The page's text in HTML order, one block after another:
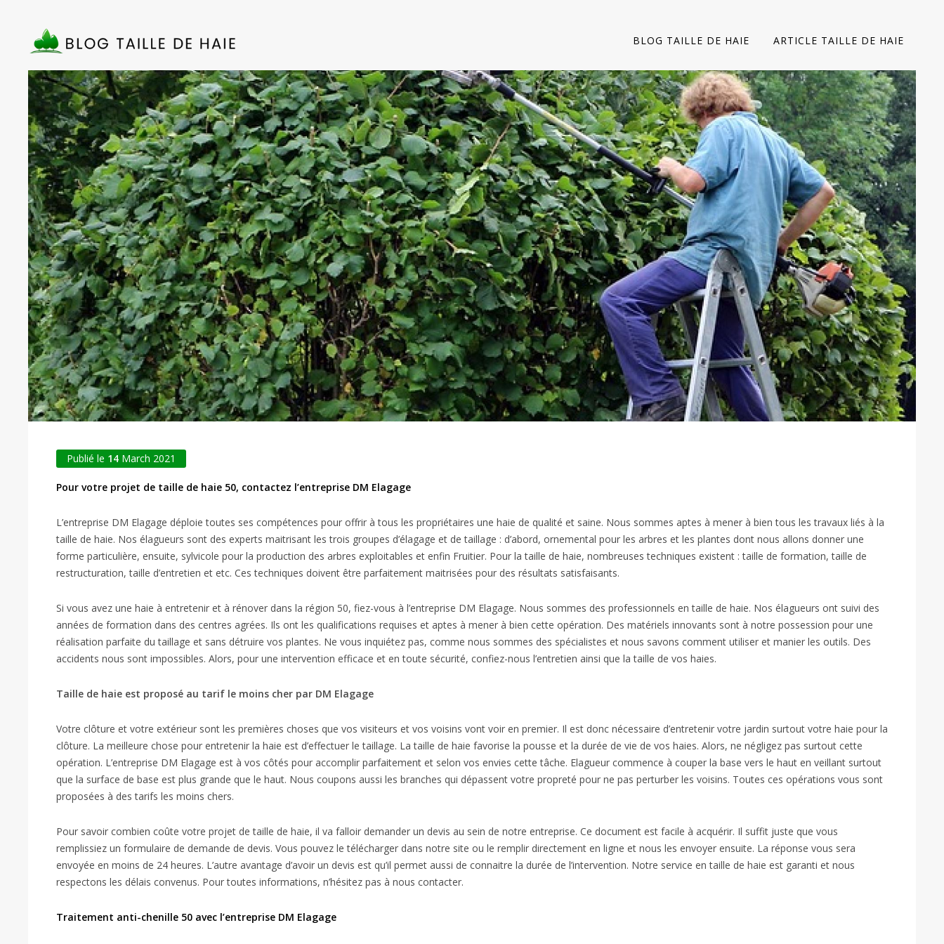
BLOG TAILLE DE HAIE ARTICLE TAILLE DE HAIE
Publié le 14 March 2021
Pour votre projet de taille de haie 50, contactez l’entreprise DM Elagage
L’entreprise DM Elagage déploie toutes ses compétences pour offrir à tous les propriétaires une haie de qualité et saine. Nous sommes aptes à mener à bien tous les travaux liés à la
taille de haie. Nos élagueurs sont des experts maitrisant les trois groupes d’élagage et de taillage : d’abord, ornemental pour les arbres et les plantes dont nous allons donner une
forme particulière, ensuite, sylvicole pour la production des arbres exploitables et enfin Fruitier. Pour la taille de haie, nombreuses techniques existent : taille de formation, taille de
restructuration, taille d’entretien et etc. Ces techniques doivent être parfaitement maitrisées pour des résultats satisfaisants.
Si vous avez une haie à entretenir et à rénover dans la région 50, fiez-vous à l’entreprise DM Elagage. Nous sommes des professionnels en taille de haie. Nos élagueurs ont suivi des
années de formation dans des centres agrées. Ils ont les qualifications requises et aptes à mener à bien cette opération. Des matériels innovants sont à notre possession pour une
réalisation parfaite du taillage et sans détruire vos plantes. Ne vous inquiétez pas, comme nous sommes des spécialistes et nous savons comment utiliser et manier les outils. Des
accidents nous sont impossibles. Alors, pour une intervention efficace et en toute sécurité, confiez-nous l’entretien ainsi que la taille de vos haies.
Taille de haie est proposé au tarif le moins cher par DM Elagage
Votre clôture et votre extérieur sont les premières choses que vos visiteurs et vos voisins vont voir en premier. Il est donc nécessaire d’entretenir votre jardin surtout votre haie pour la
clôture. La meilleure chose pour entretenir la haie est d’effectuer le taillage. La taille de haie favorise la pousse et la durée de vie de vos haies. Alors, ne négligez pas surtout cette
opération. L’entreprise DM Elagage est à vos côtés pour accomplir parfaitement et selon vos envies cette tâche. Elagueur commence à couper la base vers le haut en veillant surtout
que la surface de base est plus grande que le haut. Nous coupons aussi les branches qui dépassent votre propreté pour ne pas perturber les voisins. Toutes ces opérations vous sont
proposées à des tarifs les moins chers.
Pour savoir combien coûte votre projet de taille de haie, il va falloir demander un devis au sein de notre entreprise. Ce document est facile à acquérir. Il suffit juste que vous
remplissiez un formulaire de demande de devis. Vous pouvez le télécharger dans notre site ou le remplir directement en ligne et nous les envoyer ensuite. La réponse vous sera
envoyée en moins de 24 heures. L’autre avantage d’avoir un devis est qu’il permet aussi de connaitre la durée de l’intervention. Notre service en taille de haie est garanti et nous
respectons les délais convenus. Pour toutes informations, n’hésitez pas à nous contacter.
Traitement anti-chenille 50 avec l’entreprise DM Elagage